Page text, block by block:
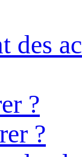
des
?
?